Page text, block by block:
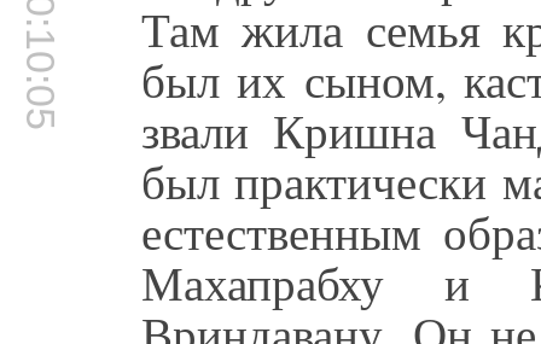
00:10:05 Там жила семья
был их сыном,
звали Кришна
был практически
естественным
Махапрабху и